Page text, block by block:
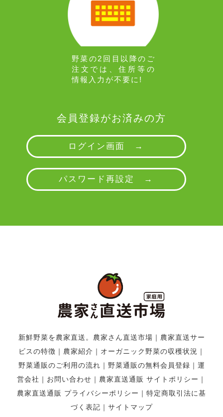
野菜の2回目以降のご
注文では、住所等の
情報入力が不要に!
会員登録がお済みの方
ログイン画面 →
パスワード再設定 →
新鮮野菜を農家直送。農家さん直送市場 ｜ 農家直送サー
ビスの特徴 ｜ 農家紹介 ｜ オーガニック野菜の収穫状況 ｜
野菜通販のご利用の流れ ｜ 野菜通販の無料会員登録 ｜ 運
営会社 ｜ お問い合わせ ｜ 農家直送通販 サイトポリシー ｜
農家直送通販 プライバシーポリシー ｜ 特定商取引法に基
づく表記 ｜ サイトマップ